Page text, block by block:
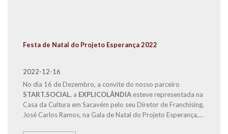
Festa de Natal do Projeto Esperança 2022
2022-12-16
No dia 16 de Dezembro, a convite do nosso parceiro
START.SOCIAL, a EXPLICOLÂNDIA esteve representada na
Casa da Cultura em Sacavém pelo seu Diretor de Franchising,
José Carlos Ramos, na Gala de Natal do Projeto Esperança,